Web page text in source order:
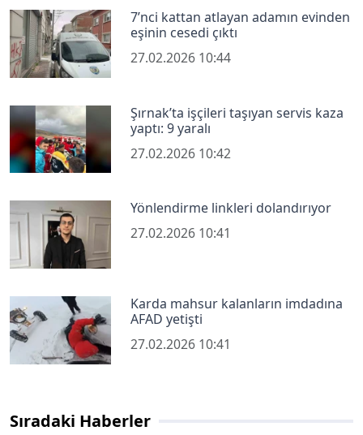
7’nci kattan atlayan adamın evinden
eşinin cesedi çıktı
27.02.2026 10:44
Şırnak’ta işçileri taşıyan servis kaza
yaptı: 9 yaralı
27.02.2026 10:42
Yönlendirme linkleri dolandırıyor
27.02.2026 10:41
Karda mahsur kalanların imdadına
AFAD yetişti
27.02.2026 10:41
Sıradaki Haberler